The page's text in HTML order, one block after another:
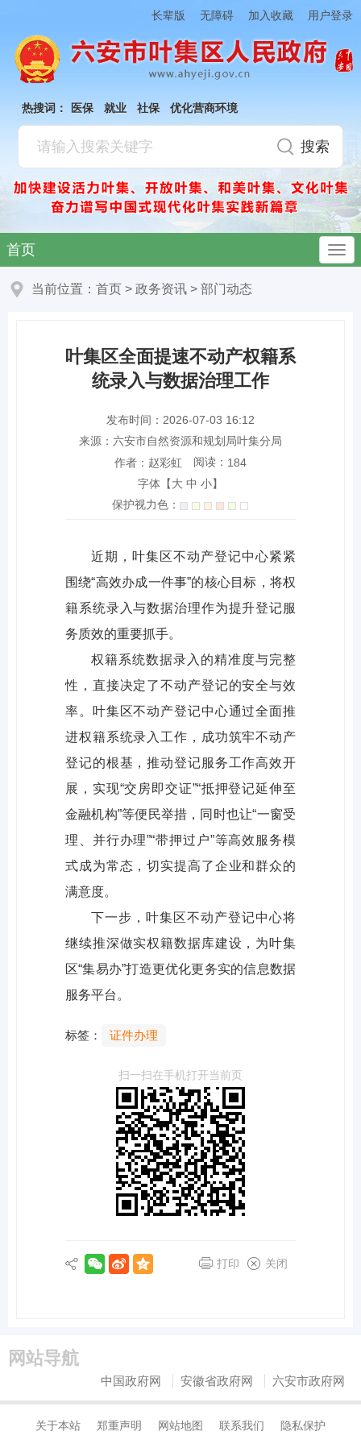
长辈版 无障碍 加入收藏 用户登录
热搜词： 医保 就业 社保 优化营商环境
首页
当前位置： 首页 > 政务资讯 > 部门动态
叶集区全面提速不动产权籍系
统录入与数据治理工作
发布时间：2026-07-03 16:12
来源：六安市自然资源和规划局叶集分局
作者：赵彩虹
阅读： 184
字体【大 中 小】
保护视力色：
近期，叶集区不动产登记中心紧紧
围绕“高效办成一件事”的核心目标，将权
籍系统录入与数据治理作为提升登记服
务质效的重要抓手。
权籍系统数据录入的精准度与完整
性，直接决定了不动产登记的安全与效
率。叶集区不动产登记中心通过全面推
进权籍系统录入工作，成功筑牢不动产
登记的根基，推动登记服务工作高效开
展，实现“交房即交证”“抵押登记延伸至
金融机构”等便民举措，同时也让“一窗受
理、并行办理”“带押过户”等高效服务模
式成为常态，切实提高了企业和群众的
满意度。
下一步，叶集区不动产登记中心将
继续推深做实权籍数据库建设，为叶集
区“集易办”打造更优化更务实的信息数据
服务平台。
标签： 证件办理
扫一扫在手机打开当前页
打印 关闭
网站导航
中国政府网 安徽省政府网 六安市政府网
关于本站 郑重声明 网站地图 联系我们 隐私保护